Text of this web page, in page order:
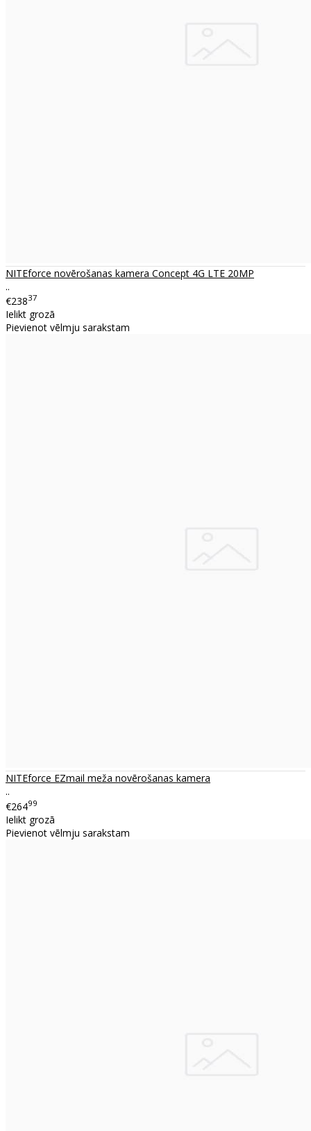
NITEforce novērošanas kamera Concept 4G LTE 20MP
..
€23837
Ielikt grozā
Pievienot vēlmju sarakstam
NITEforce EZmail meža novērošanas kamera
..
€26499
Ielikt grozā
Pievienot vēlmju sarakstam